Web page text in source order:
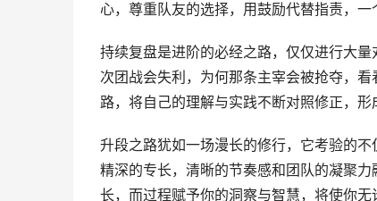
心，尊重队友的选择，用鼓励代替指责，
持续复盘是进阶的必经之路，仅仅进行大
次团战会失利，为何那条主宰会被抢夺，
路，将自己的理解与实践不断对照修正，
升段之路犹如一场漫长的修行，它考验的
精深的专长，清晰的节奏感和团队的凝聚
长，而过程赋予你的洞察与智慧，将使你无